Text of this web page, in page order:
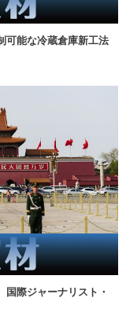
可能な冷蔵倉庫新工法
際ジャーナリスト・